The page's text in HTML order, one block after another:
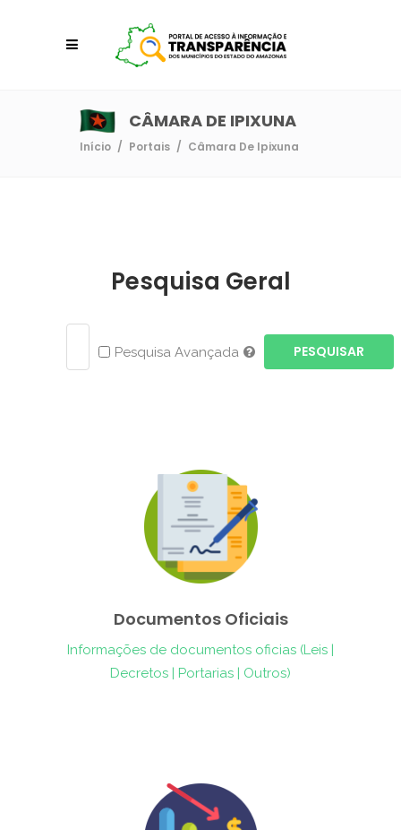
CÂMARA DE IPIXUNA
Início / Portais / Câmara De Ipixuna
Pesquisa Geral
Pesquisa Avançada PESQUISAR
Documentos Oficiais
Informações de documentos oficias (Leis |
Decretos | Portarias | Outros)